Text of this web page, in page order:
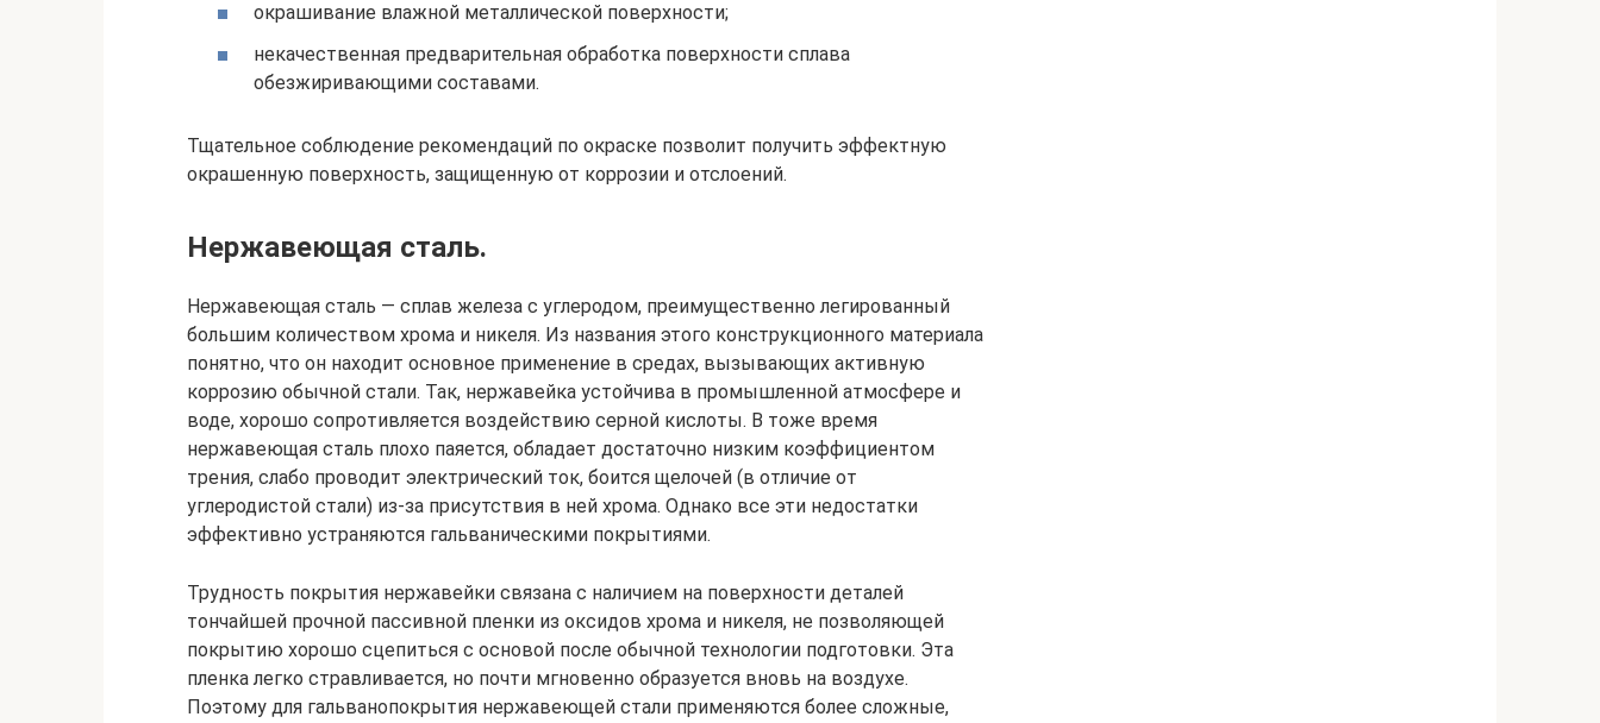
окрашивание влажной металлической поверхности;
некачественная предварительная обработка поверхности сплава
обезжиривающими составами.
Тщательное соблюдение рекомендаций по окраске позволит получить эффектную
окрашенную поверхность, защищенную от коррозии и отслоений.
Нержавеющая сталь.
Нержавеющая сталь — сплав железа с углеродом, преимущественно легированный
большим количеством хрома и никеля. Из названия этого конструкционного материала
понятно, что он находит основное применение в средах, вызывающих активную
коррозию обычной стали. Так, нержавейка устойчива в промышленной атмосфере и
воде, хорошо сопротивляется воздействию серной кислоты. В тоже время
нержавеющая сталь плохо паяется, обладает достаточно низким коэффициентом
трения, слабо проводит электрический ток, боится щелочей (в отличие от
углеродистой стали) из-за присутствия в ней хрома. Однако все эти недостатки
эффективно устраняются гальваническими покрытиями.
Трудность покрытия нержавейки связана с наличием на поверхности деталей
тончайшей прочной пассивной пленки из оксидов хрома и никеля, не позволяющей
покрытию хорошо сцепиться с основой после обычной технологии подготовки. Эта
пленка легко стравливается, но почти мгновенно образуется вновь на воздухе.
Поэтому для гальванопокрытия нержавеющей стали применяются более сложные,